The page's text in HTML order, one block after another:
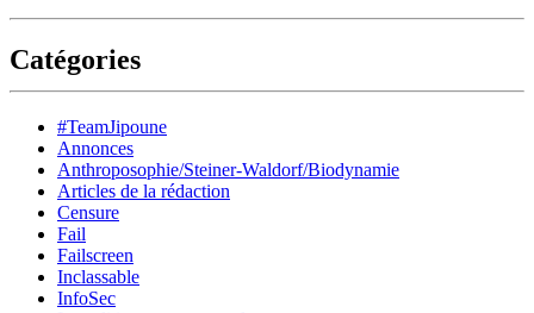
Catégories
#TeamJipoune
Annonces
Anthroposophie/Steiner-Waldorf/Biodynamie
Articles de la rédaction
Censure
Fail
Failscreen
Inclassable
InfoSec